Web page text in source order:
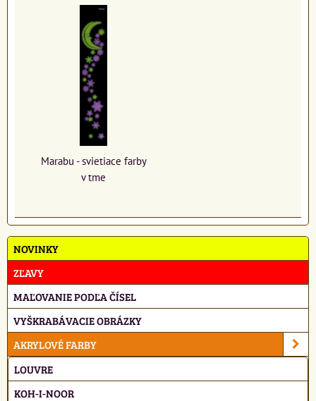
Marabu - svietiace farby
v tme
NOVINKY
ZĽAVY
MAĽOVANIE PODĽA ČÍSEL
VYŠKRABÁVACIE OBRÁZKY
AKRYLOVÉ FARBY
LOUVRE
KOH-I-NOOR